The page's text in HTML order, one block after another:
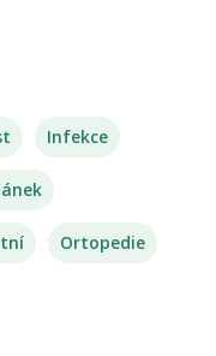
Infekce
Ortopedie